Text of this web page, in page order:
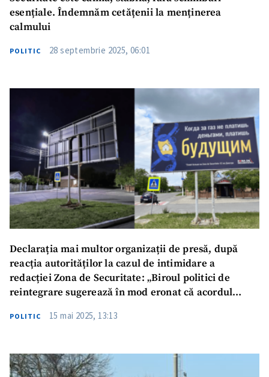
Trimite o informație
Despre ZdG
esențiale. Îndemnăm cetățenii la menținerea
calmului
POLITIC 28 septembrie 2025, 06:01
Declarația mai multor organizații de presă, după
reacția autorităților la cazul de intimidare a
redacției Zona de Securitate: „Biroul politici de
reintegrare sugerează în mod eronat că acordul
POLITIC 15 mai 2025, 13:13